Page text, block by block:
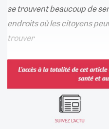
se trouvent beaucoup de
endroits où les citoyens
trouver